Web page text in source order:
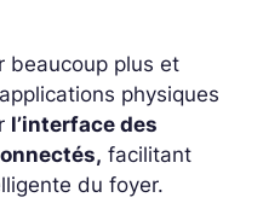
beaucoup plus et
physiques
l’interface des
facilitant
du foyer.